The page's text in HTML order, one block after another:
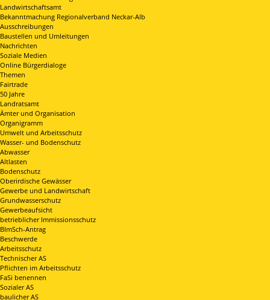
Landwirtschaftsamt
Bekanntmachung Regionalverband Neckar-Alb
Ausschreibungen
Baustellen und Umleitungen
Nachrichten
Soziale Medien
Online Bürgerdialoge
Themen
Fairtrade
50 Jahre
Landratsamt
Ämter und Organisation
Organigramm
Umwelt und Arbeitsschutz
Wasser- und Bodenschutz
Abwasser
Altlasten
Bodenschutz
Oberirdische Gewässer
Gewerbe und Landwirtschaft
Grundwasserschutz
Gewerbeaufsicht
betrieblicher Immissionsschutz
BImSch-Antrag
Beschwerde
Arbeitsschutz
Technischer AS
Pflichten im Arbeitsschutz
FaSi benennen
Sozialer AS
baulicher AS